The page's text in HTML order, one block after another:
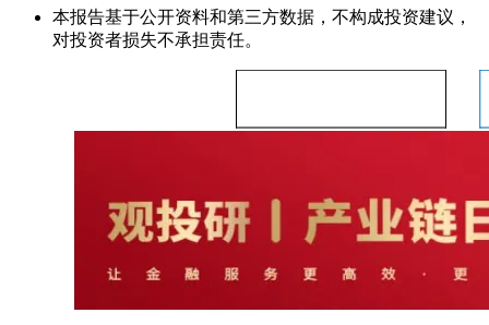
本报告基于公开资料和第三方数据，不构成投资建议，
对投资者损失不承担责任。